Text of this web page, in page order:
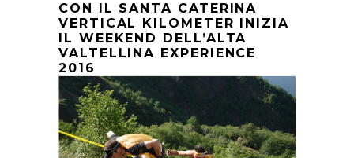
CON IL SANTA CATERINA
VERTICAL KILOMETER INIZIA
IL WEEKEND DELL’ALTA
VALTELLINA EXPERIENCE
2016